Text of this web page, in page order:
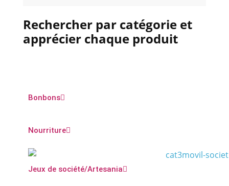
Rechercher par catégorie et
apprécier chaque produit
Bonbons
Nourriture
Jeux de société/Artesania